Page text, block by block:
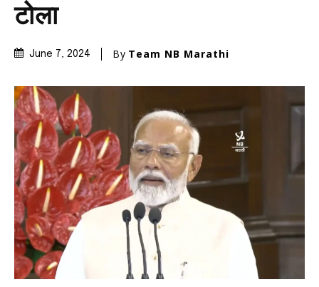
टोला
June 7, 2024 By Team NB Marathi